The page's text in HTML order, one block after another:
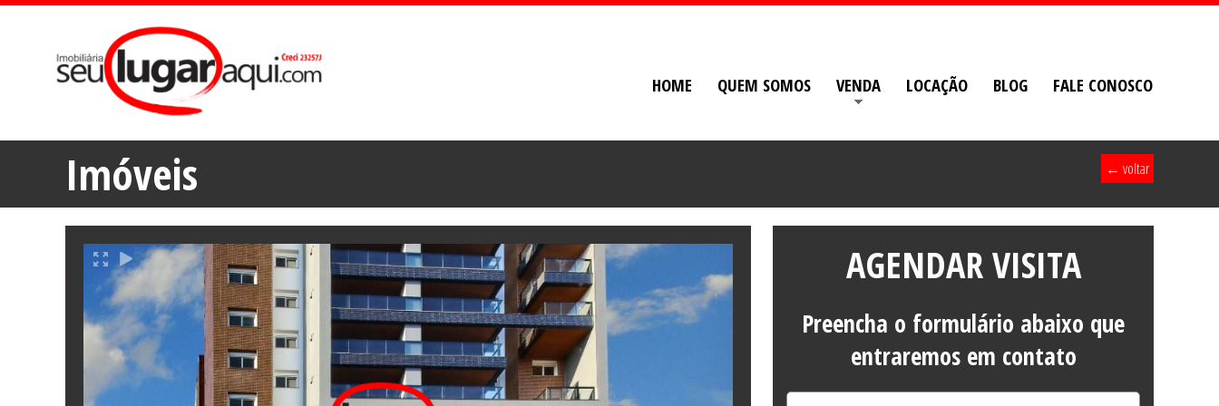
HOME QUEM SOMOS VENDA LOCAÇÃO BLOG FALE CONOSCO
← voltar
Imóveis
AGENDAR VISITA
Preencha o formulário abaixo que
entraremos em contato